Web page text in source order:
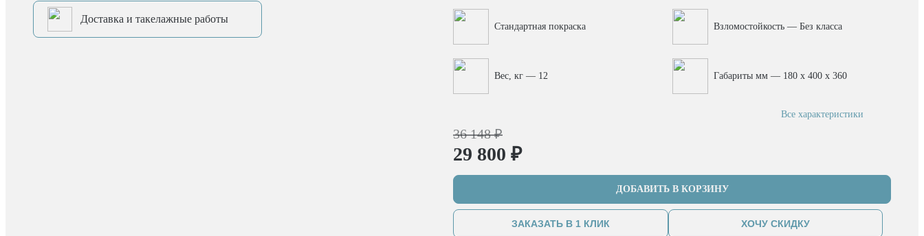
Доставка и такелажные работы
Стандартная покраска Взломостойкость — Без класса
Вес, кг — 12 Габариты мм — 180 x 400 x 360
Все характеристики
36 148 ₽
29 800 ₽
ДОБАВИТЬ В КОРЗИНУ
ЗАКАЗАТЬ В 1 КЛИК ХОЧУ СКИДКУ